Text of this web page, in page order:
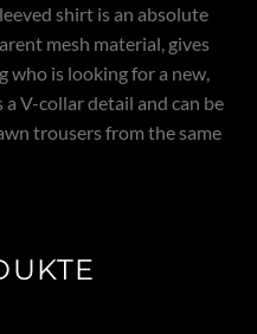
shirt is an absolute
mesh material, gives
is looking for a new,
V-collar detail and can be
trousers from the same